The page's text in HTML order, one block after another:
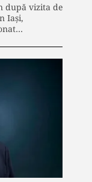
după vizita de
Iași,